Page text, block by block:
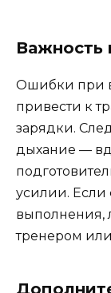
Важность
Ошибки при
привести к
зарядки.
дыхание —
усилии. Если
выполнения,
тренером